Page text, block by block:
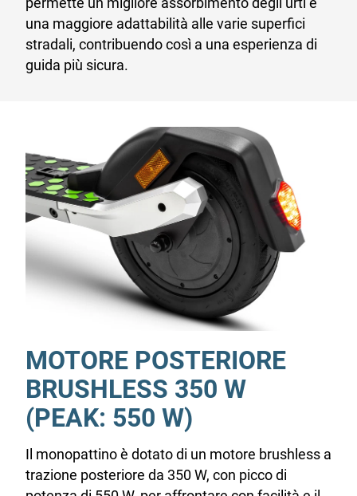
una maggiore adattabilità alle varie superfici
stradali, contribuendo così a una esperienza di
guida più sicura.
MOTORE POSTERIORE
BRUSHLESS 350 W
(PEAK: 550 W)
Il monopattino è dotato di un motore brushless a
trazione posteriore da 350 W, con picco di